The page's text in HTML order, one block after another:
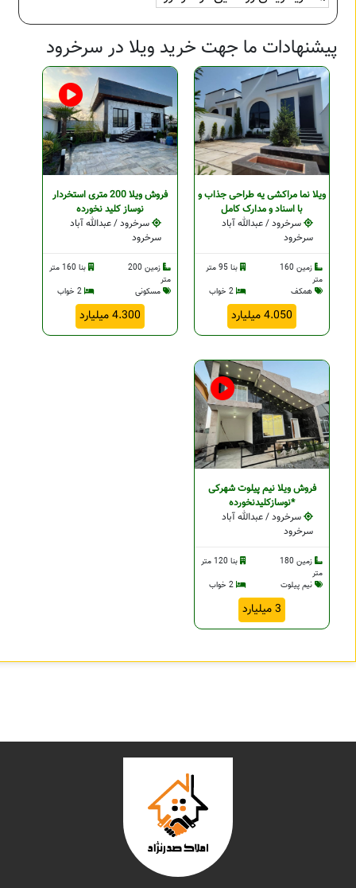
پیشنهادات ما جهت خرید ویلا در سرخرود
ویلا نما مراکشی یه طراحی جذاب و
با اسناد و مدارک کامل
سرخرود / عبدالله آباد
سرخرود
زمین 160
متر
بنا 95 متر
همکف
2 خواب
4.050 میلیارد
فروش ویلا 200 متری استخردار
نوساز کلید نخورده
سرخرود / عبدالله آباد
سرخرود
زمین 200
متر
بنا 160 متر
مسکونی
2 خواب
4.300 میلیارد
فروش ویلا نیم پیلوت شهرکی
*نوسازکلیدنخورده
سرخرود / عبدالله آباد
سرخرود
زمین 180
متر
بنا 120 متر
نیم پیلوت
2 خواب
3 میلیارد